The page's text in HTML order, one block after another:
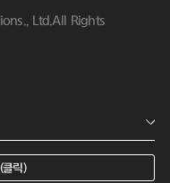
Ltd.All Rights
클릭)